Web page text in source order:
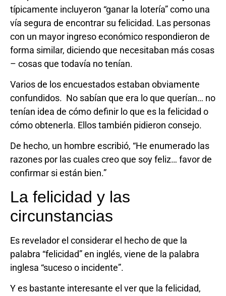
típicamente incluyeron “ganar la lotería” como una
vía segura de encontrar su felicidad. Las personas
con un mayor ingreso económico respondieron de
forma similar, diciendo que necesitaban más cosas
– cosas que todavía no tenían.
Varios de los encuestados estaban obviamente
confundidos. No sabían que era lo que querían… no
tenían idea de cómo definir lo que es la felicidad o
cómo obtenerla. Ellos también pidieron consejo.
De hecho, un hombre escribió, “He enumerado las
razones por las cuales creo que soy feliz… favor de
confirmar si están bien.”
La felicidad y las
circunstancias
Es revelador el considerar el hecho de que la
palabra “felicidad” en inglés, viene de la palabra
inglesa “suceso o incidente”.
Y es bastante interesante el ver que la felicidad,